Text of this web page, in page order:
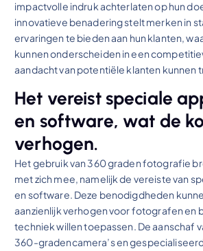
impactvolle indruk achterlaten op hun
innovatieve benadering stelt merken in
ervaringen te bieden aan hun klanten,
kunnen onderscheiden in een
aandacht van potentiële klanten kunnen
Het vereist speciale
en software, wat de
verhogen.
Het gebruik van 360 graden fotografie
met zich mee, namelijk de vereiste van
en software. Deze benodigdheden
aanzienlijk verhogen voor fotografen en
techniek willen toepassen. De aanschaf
360-gradencamera’s en